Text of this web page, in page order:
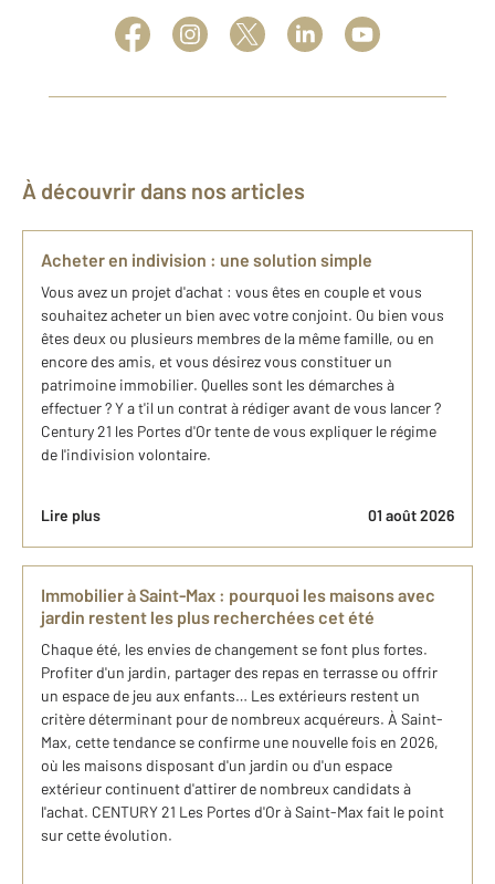
À découvrir dans nos articles
Acheter en indivision : une solution simple
Vous avez un projet d'achat : vous êtes en couple et vous
souhaitez acheter un bien avec votre conjoint. Ou bien vous
êtes deux ou plusieurs membres de la même famille, ou en
encore des amis, et vous désirez vous constituer un
patrimoine immobilier. Quelles sont les démarches à
effectuer ? Y a t'il un contrat à rédiger avant de vous lancer ?
Century 21 les Portes d'Or tente de vous expliquer le régime
de l'indivision volontaire.
Lire plus 01 août 2026
Immobilier à Saint-Max : pourquoi les maisons avec
jardin restent les plus recherchées cet été
Chaque été, les envies de changement se font plus fortes.
Profiter d'un jardin, partager des repas en terrasse ou offrir
un espace de jeu aux enfants… Les extérieurs restent un
critère déterminant pour de nombreux acquéreurs. À Saint-
Max, cette tendance se confirme une nouvelle fois en 2026,
où les maisons disposant d'un jardin ou d'un espace
extérieur continuent d'attirer de nombreux candidats à
l'achat. CENTURY 21 Les Portes d'Or à Saint-Max fait le point
sur cette évolution.